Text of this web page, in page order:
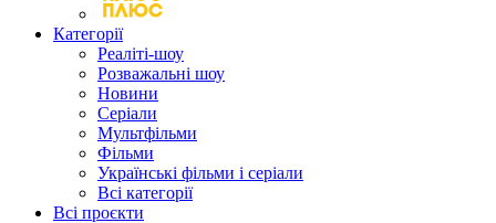
Категорії
Реаліті-шоу
Розважальні шоу
Новини
Серіали
Мультфільми
Фільми
Українські фільми і серіали
Всі категорії
Всі проєкти